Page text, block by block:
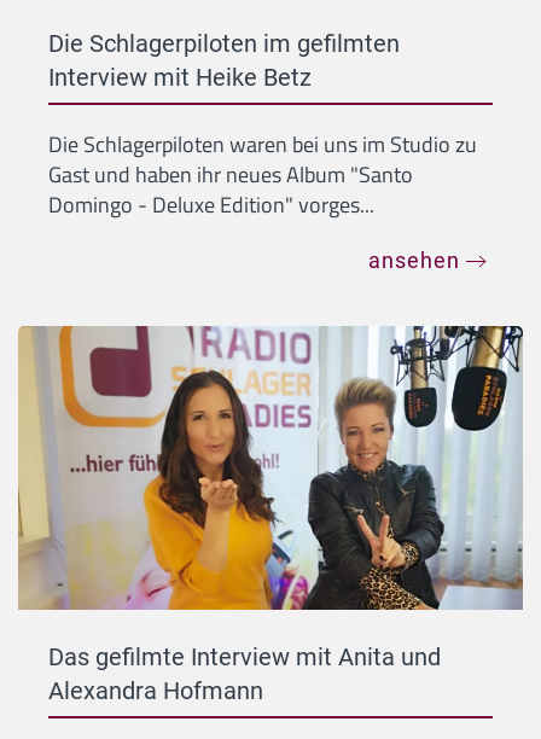
Die Schlagerpiloten im gefilmten
Interview mit Heike Betz
Die Schlagerpiloten waren bei uns im Studio zu
Gast und haben ihr neues Album "Santo
Domingo - Deluxe Edition" vorges...
ansehen
Das gefilmte Interview mit Anita und
Alexandra Hofmann